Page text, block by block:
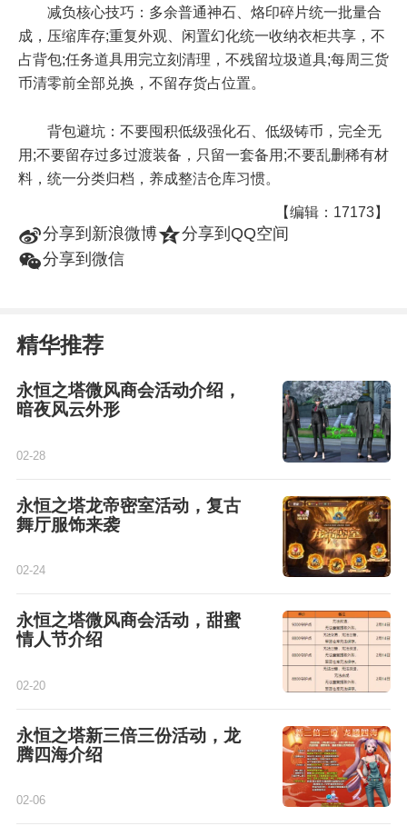
减负核心技巧：多余普通神石、烙印碎片统一批量合
成，压缩库存;重复外观、闲置幻化统一收纳衣柜共享，不
占背包;任务道具用完立刻清理，不残留垃圾道具;每周三货
币清零前全部兑换，不留存货占位置。
背包避坑：不要囤积低级强化石、低级铸币，完全无
用;不要留存过多过渡装备，只留一套备用;不要乱删稀有材
料，统一分类归档，养成整洁仓库习惯。
【编辑：17173】
t分享到新浪微博z分享到QQ空间
w分享到微信
精华推荐
永恒之塔微风商会活动介绍，
暗夜风云外形
02-28
永恒之塔龙帝密室活动，复古
舞厅服饰来袭
02-24
永恒之塔微风商会活动，甜蜜
情人节介绍
02-20
永恒之塔新三倍三份活动，龙
腾四海介绍
02-06